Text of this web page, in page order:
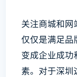
关注商城和网
仅仅是满足品
变成企业成功
素。对于深圳